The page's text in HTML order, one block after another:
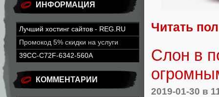
ИНФОРМАЦИЯ
Лучший хостинг сайтов - REG.RU
Промокод 5% скидки на услуги
39CC-C72F-6342-560A
КОММЕНТАРИИ
Читать
Слон в
2019-01-30 в